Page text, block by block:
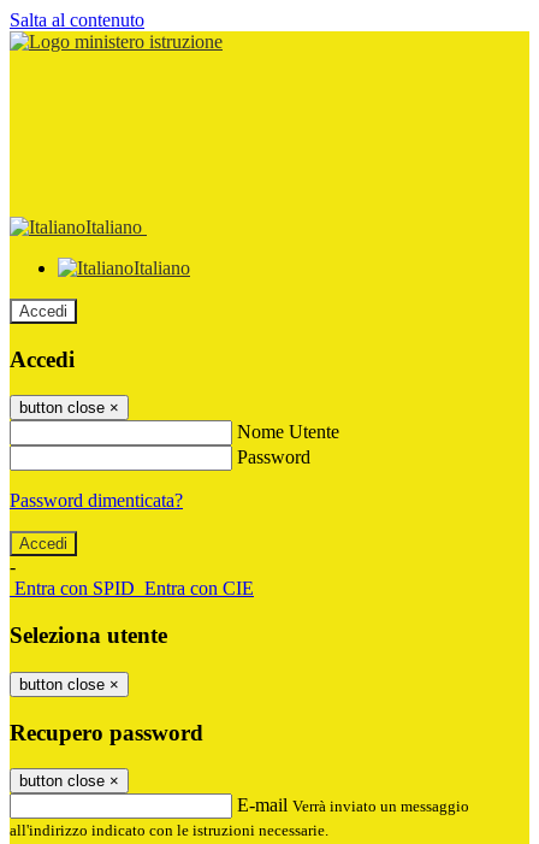
Salta al contenuto
Italiano
Italiano
Accedi
Accedi
button close ×
Nome Utente
Password
Password dimenticata?
-
Entra con SPID Entra con CIE
Seleziona utente
button close ×
Recupero password
button close ×
E-mail Verrà inviato un messaggio
all'indirizzo indicato con le istruzioni necessarie.